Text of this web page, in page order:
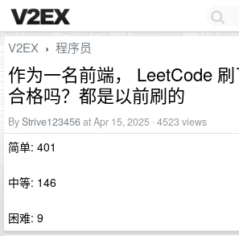
V2EX › 程序员
作为一名前端， LeetCode
合格吗？都是以前刷的
ByStrive123456at Apr 15, 2025 · 4523 views
简单: 401
中等: 146
困难: 9